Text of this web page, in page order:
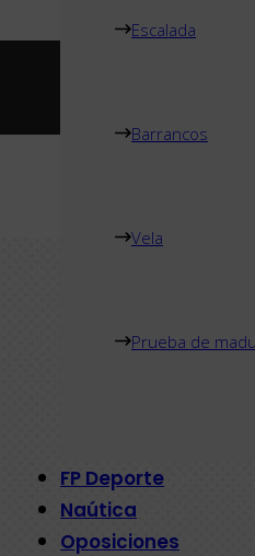
Escalada
Barrancos
Vela
Prueba de
FP Deporte
Naútica
Oposiciones